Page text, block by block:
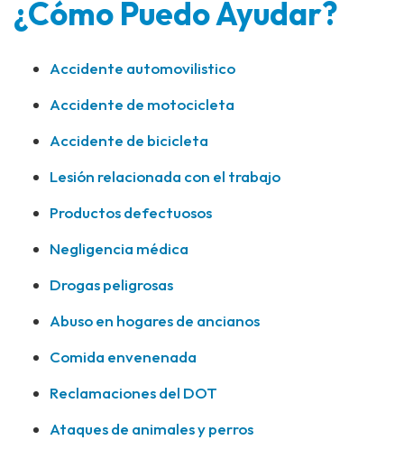
¿Cómo Puedo Ayudar?
Accidente automovilistico
Accidente de motocicleta
Accidente de bicicleta
Lesión relacionada con el trabajo
Productos defectuosos
Negligencia médica
Drogas peligrosas
Abuso en hogares de ancianos
Comida envenenada
Reclamaciones del DOT
Ataques de animales y perros